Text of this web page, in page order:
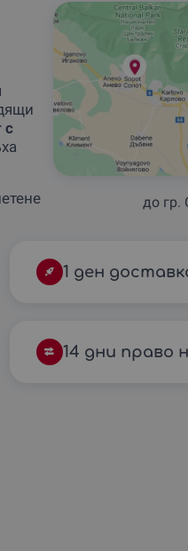
до гр.
с
1 ден
14 дни право